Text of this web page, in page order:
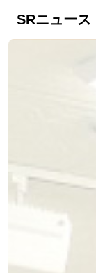
SRニュース